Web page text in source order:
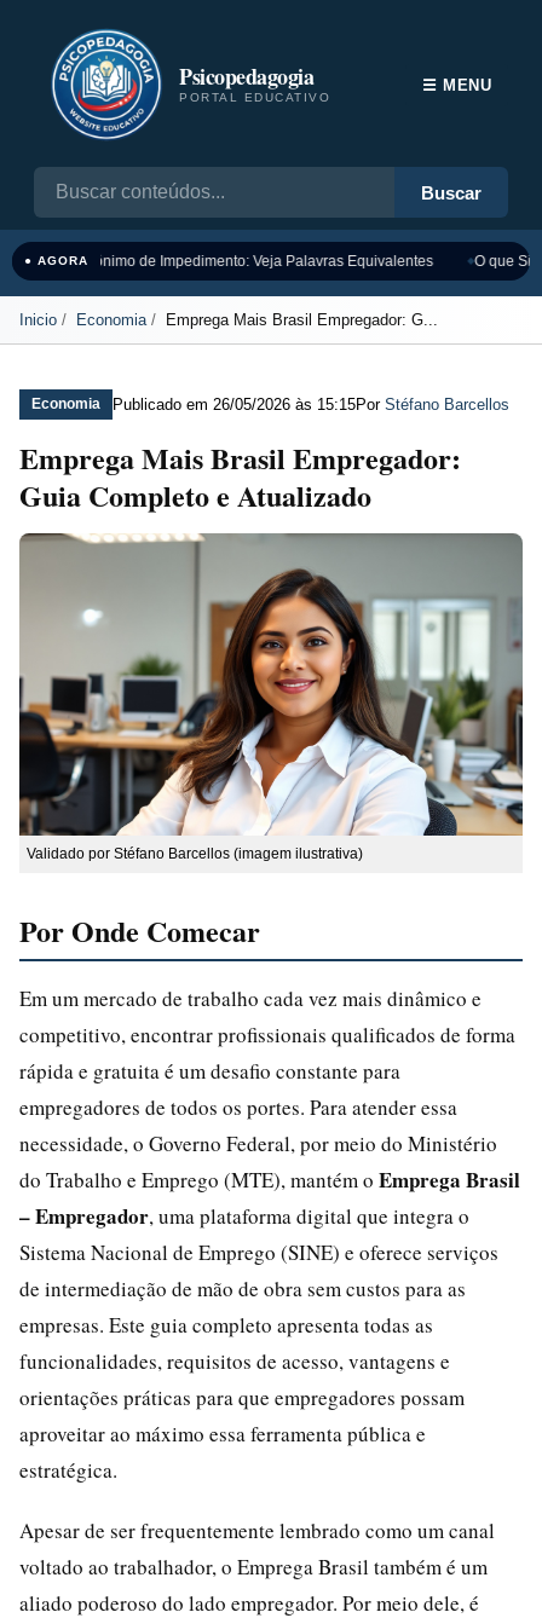
Psicopedagogia
PORTAL EDUCATIVO
Buscar
☰ MENU
● AGORASinônimo de Impedimento: Veja Palavras Equivalentes O que
Inicio Economia Emprega Mais Brasil Empregador: G...
Economia Publicado em 26/05/2026 às 15:15Por Stéfano Barcellos
Emprega Mais Brasil Empregador:
Guia Completo e Atualizado
Validado por Stéfano Barcellos (imagem ilustrativa)
Por Onde Comecar
Em um mercado de trabalho cada vez mais dinâmico e
competitivo, encontrar profissionais qualificados de forma
rápida e gratuita é um desafio constante para
empregadores de todos os portes. Para atender essa
necessidade, o Governo Federal, por meio do Ministério
do Trabalho e Emprego (MTE), mantém o Emprega Brasil
– Empregador, uma plataforma digital que integra o
Sistema Nacional de Emprego (SINE) e oferece serviços
de intermediação de mão de obra sem custos para as
empresas. Este guia completo apresenta todas as
funcionalidades, requisitos de acesso, vantagens e
orientações práticas para que empregadores possam
aproveitar ao máximo essa ferramenta pública e
estratégica.
Apesar de ser frequentemente lembrado como um canal
voltado ao trabalhador, o Emprega Brasil também é um
aliado poderoso do lado empregador. Por meio dele, é